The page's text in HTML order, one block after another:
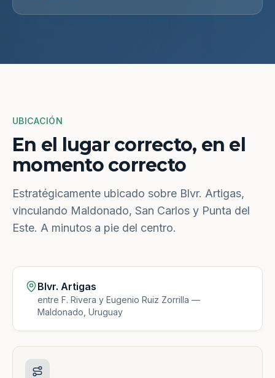
UBICACIÓN
En el lugar correcto, en el
momento correcto
Estratégicamente ubicado sobre Blvr. Artigas,
vinculando Maldonado, San Carlos y Punta del
Este. A minutos a pie del centro.
Blvr. Artigas
entre F. Rivera y Eugenio Ruiz Zorrilla —
Maldonado, Uruguay